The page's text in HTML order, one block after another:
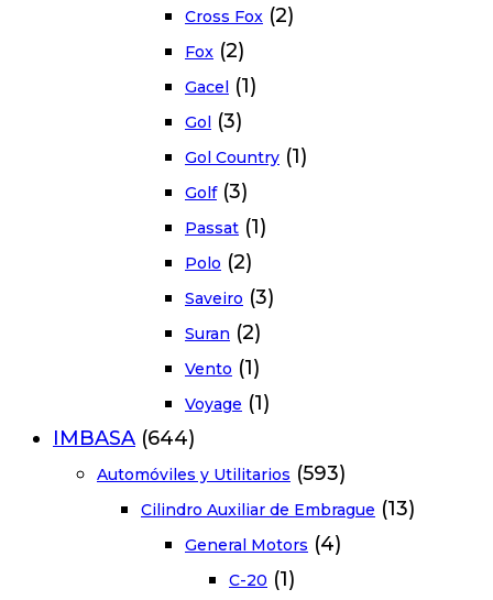
Cross Fox (2)
Fox (2)
Gacel (1)
Gol (3)
Gol Country (1)
Golf (3)
Passat (1)
Polo (2)
Saveiro (3)
Suran (2)
Vento (1)
Voyage (1)
IMBASA (644)
Automóviles y Utilitarios (593)
Cilindro Auxiliar de Embrague (13)
General Motors (4)
C-20 (1)